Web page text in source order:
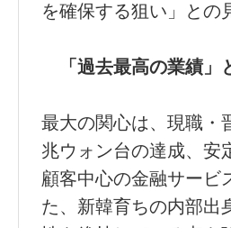
を確保する狙い」との
「過去最高の業績」
最大の関心は、現職・
兆ウォン台の達成、安
顧客中心の金融サービ
た、新韓育ちの内部出